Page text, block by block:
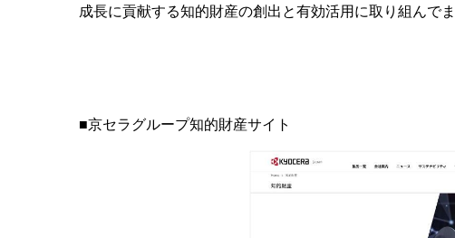
成長に貢献する知的財産の創出と有効活用に取り組んでま
■京セラグループ知的財産サイト